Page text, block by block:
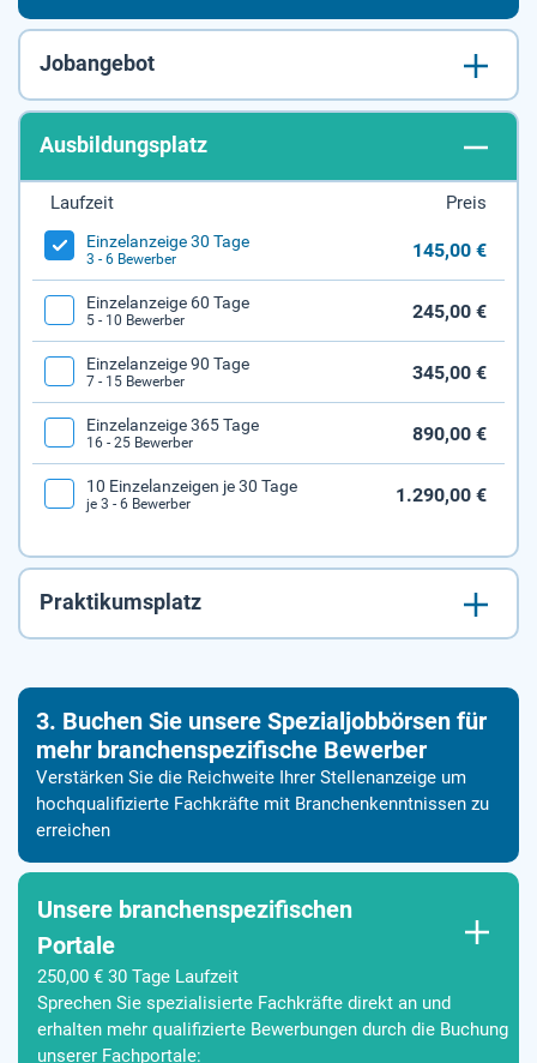
Jobangebot
Ausbildungsplatz
Laufzeit Preis
Einzelanzeige 30 Tage
3 - 6 Bewerber 145,00 €
Einzelanzeige 60 Tage
5 - 10 Bewerber 245,00 €
Einzelanzeige 90 Tage
7 - 15 Bewerber 345,00 €
Einzelanzeige 365 Tage
16 - 25 Bewerber 890,00 €
10 Einzelanzeigen je 30 Tage
je 3 - 6 Bewerber 1.290,00 €
Praktikumsplatz
3. Buchen Sie unsere Spezialjobbörsen für
mehr branchenspezifische Bewerber
Verstärken Sie die Reichweite Ihrer Stellenanzeige um
hochqualifizierte Fachkräfte mit Branchenkenntnissen zu
erreichen
Unsere branchenspezifischen
Portale
250,00 € 30 Tage Laufzeit
Sprechen Sie spezialisierte Fachkräfte direkt an und
erhalten mehr qualifizierte Bewerbungen durch die Buchung
unserer Fachportale: